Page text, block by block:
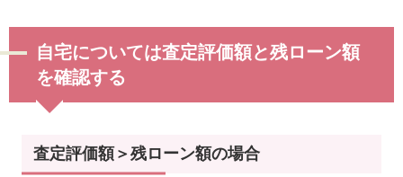
自宅については査定評価額と残ローン額
を確認する
査定評価額＞残ローン額の場合